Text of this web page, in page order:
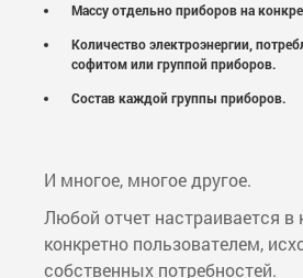
Массу отдельно приборов на
Количество электроэнергии,
софитом или группой приборов.
Состав каждой группы приборов.
И многое, многое другое.
Любой отчет настраивается
конкретно пользователем,
собственных потребностей.